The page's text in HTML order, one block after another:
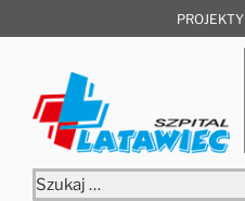
do
PROJEKTY
Szukaj: